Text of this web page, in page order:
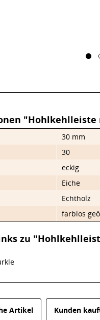
"Hohlkehlleiste
30 mm
30
eckig
Eiche
Echtholz
farblos
zu
Artikel Kunden